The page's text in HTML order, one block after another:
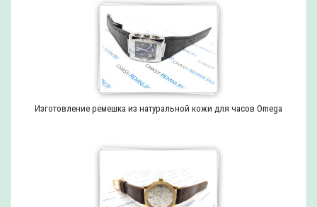
Изготовление ремешка из натуральной кожи для часов Omega